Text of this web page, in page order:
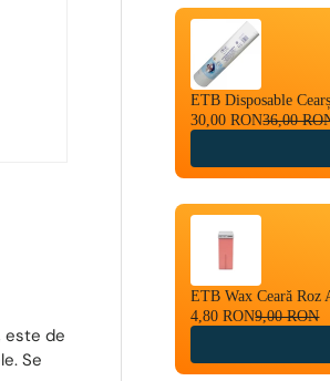
Use the Previous
ETB Disposable
30,00 RON36,00
ETB Wax Ceară
4,80 RON9,00 RON
este de
Se